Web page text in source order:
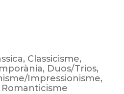
, Classicisme,
, Duos/Trios,
Impressionisme,
Romanticisme